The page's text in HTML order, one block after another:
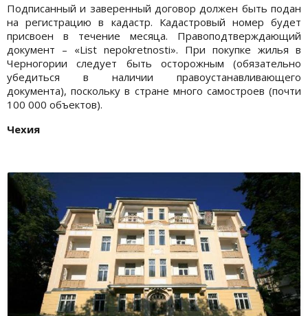
Подписанный и заверенный договор должен быть подан
на регистрацию в кадастр. Кадастровый номер будет
присвоен в течение месяца. Правоподтверждающий
документ – «List nepokretnosti». При покупке жилья в
Черногории следует быть осторожным (обязательно
убедиться в наличии правоустанавливающего
документа), поскольку в стране много самостроев (почти
100 000 объектов).
Чехия